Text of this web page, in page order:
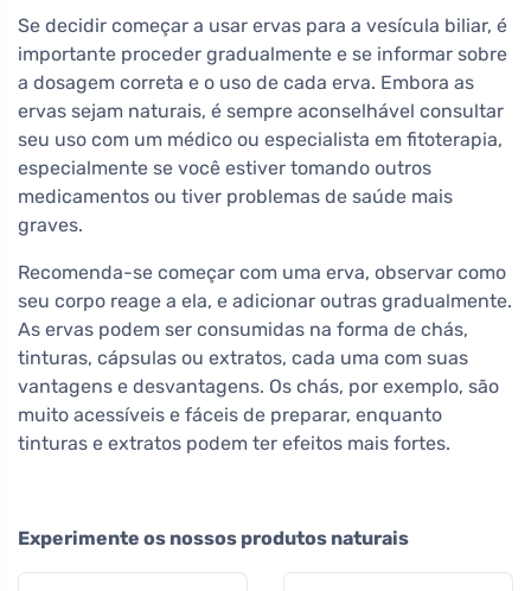
Se decidir começar a usar ervas para a vesícula biliar, é
importante proceder gradualmente e se informar sobre
a dosagem correta e o uso de cada erva. Embora as
ervas sejam naturais, é sempre aconselhável consultar
seu uso com um médico ou especialista em fitoterapia,
especialmente se você estiver tomando outros
medicamentos ou tiver problemas de saúde mais
graves.
Recomenda-se começar com uma erva, observar como
seu corpo reage a ela, e adicionar outras gradualmente.
As ervas podem ser consumidas na forma de chás,
tinturas, cápsulas ou extratos, cada uma com suas
vantagens e desvantagens. Os chás, por exemplo, são
muito acessíveis e fáceis de preparar, enquanto
tinturas e extratos podem ter efeitos mais fortes.
Experimente os nossos produtos naturais